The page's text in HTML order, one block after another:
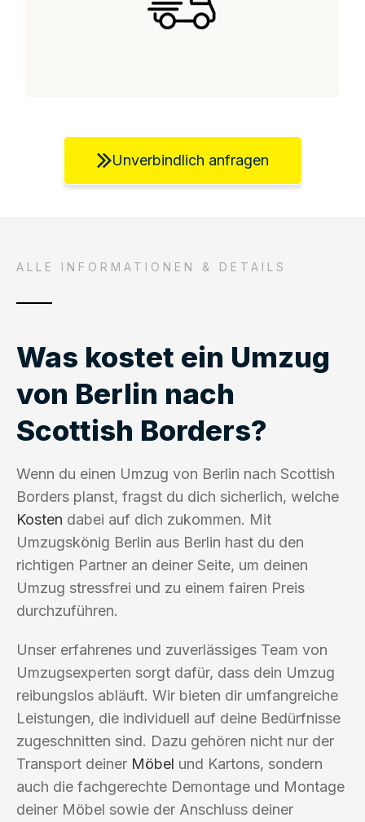
Unverbindlich anfragen
ALLE INFORMATIONEN & DETAILS
Was kostet ein Umzug
von Berlin nach
Scottish Borders?
Wenn du einen Umzug von Berlin nach Scottish
Borders planst, fragst du dich sicherlich, welche
Kosten dabei auf dich zukommen. Mit
Umzugskönig Berlin aus Berlin hast du den
richtigen Partner an deiner Seite, um deinen
Umzug stressfrei und zu einem fairen Preis
durchzuführen.
Unser erfahrenes und zuverlässiges Team von
Umzugsexperten sorgt dafür, dass dein Umzug
reibungslos abläuft. Wir bieten dir umfangreiche
Leistungen, die individuell auf deine Bedürfnisse
zugeschnitten sind. Dazu gehören nicht nur der
Transport deiner Möbel und Kartons, sondern
auch die fachgerechte Demontage und Montage
deiner Möbel sowie der Anschluss deiner